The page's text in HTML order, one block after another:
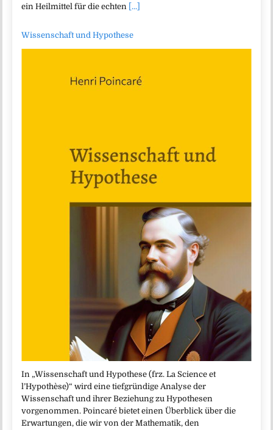
ein Heilmittel für die echten [...]
Wissenschaft und Hypothese
In „Wissenschaft und Hypothese (frz. La Science et
l’Hypothèse)“ wird eine tiefgründige Analyse der
Wissenschaft und ihrer Beziehung zu Hypothesen
vorgenommen. Poincaré bietet einen Überblick über die
Erwartungen, die wir von der Mathematik, den